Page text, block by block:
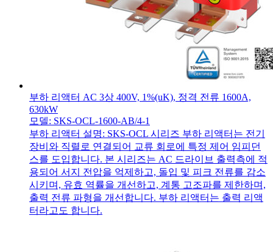
부하 리액터 AC 3상 400V, 1%(uK), 정격 전류 1600A,
630kW
모델: SKS-OCL-1600-AB/4-1
부하 리액터 설명: SKS-OCL 시리즈 부하 리액터는 전기
장비와 직렬로 연결되어 교류 회로에 특정 제어 임피던
스를 도입합니다. 본 시리즈는 AC 드라이브 출력측에 적
용되어 서지 전압을 억제하고, 돌입 및 피크 전류를 감소
시키며, 유효 역률을 개선하고, 계통 고조파를 제한하며,
출력 전류 파형을 개선합니다. 부하 리액터는 출력 리액
터라고도 합니다.